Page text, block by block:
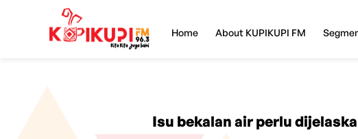
Home About KUPIKUPI FM
Isu bekalan air perlu